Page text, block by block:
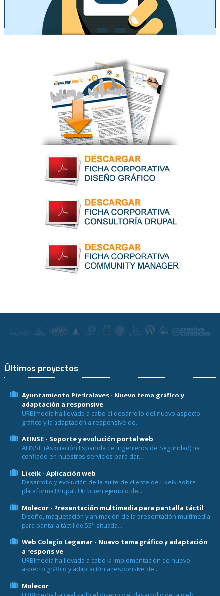
Últimos proyectos
Ayuntamiento Piedralaves - Nuevo tema gráfico y
adaptación a responsive
URBImedia ha llevado a cabo el desarrollo del nuevo aspecto
gráfico y la adaptación a responsive de...
AEINSE - Soporte y evolución portal web
AEINSE (Asociación Española de Ingenieros de Seguridad) ha
confiado en nuestros servicios para dar...
Likeik - Aplicación web
Desarrollo y evolución de la suite de cliente de Likeik sobre
plataforma Drupal. Un buen ejemplo de...
Molecor - Presentación multimedia para pantalla táctil
Diseño, maquetación y animación de la presentación multimedia
para pantalla táctil de 55" situada...
Web Colegio Legamar - Nuevo tema gráfico y adaptación
a responsive
URBImedia ha llevado a cabo la implementación de nuevo
aspecto gráfico y adaptación a responsive de...
Molecor